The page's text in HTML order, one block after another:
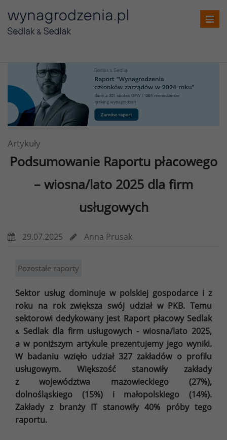
Artykuły
Podsumowanie Raportu płacowego
– wiosna/lato 2025 dla firm
usługowych
29.07.2025 Anna Prusak
Pozostałe raporty
Sektor usług dominuje w polskiej gospodarce i z
roku na rok zwiększa swój udział w PKB. Temu
sektorowi dedykowany jest Raport płacowy Sedlak
&Sedlak dla firm usługowych - wiosna/lato 2025,
a w poniższym artykule prezentujemy jego wyniki.
W badaniu wzięło udział 327 zakładów o profilu
usługowym. Większość stanowiły zakłady
z województwa mazowieckiego (27%),
dolnośląskiego (15%) i małopolskiego (14%).
Zakłady z branży IT stanowiły 40% próby tego
raportu.